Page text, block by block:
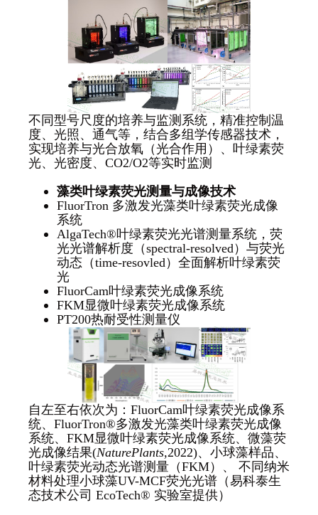
不同型号尺度的培养与监测系统，精准控制温
度、光照、通气等，结合多组学传感器技术，
实现培养与光合放氧（光合作用）、叶绿素荧
光、光密度、CO2/O2等实时监测
藻类叶绿素荧光测量与成像技术
FluorTron 多激发光藻类叶绿素荧光成像
系统
AlgaTech®叶绿素荧光光谱测量系统，荧
光光谱解析度（spectral-resolved）与荧光
动态（time-resovled）全面解析叶绿素荧
光
FluorCam叶绿素荧光成像系统
FKM显微叶绿素荧光成像系统
PT200热耐受性测量仪
自左至右依次为：FluorCam叶绿素荧光成像系
统、FluorTron®多激发光藻类叶绿素荧光成像
系统、FKM显微叶绿素荧光成像系统、微藻荧
光成像结果(NaturePlants,2022)、小球藻样品、
叶绿素荧光动态光谱测量（FKM）、 不同纳米
材料处理小球藻UV-MCF荧光光谱（易科泰生
态技术公司 EcoTech® 实验室提供）